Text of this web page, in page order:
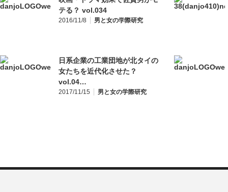
テる？ vol.034
2016/11/8 男と女の学際研究
日系企業の工業団地が北タイの
女たちを近代化させた？
vol.04…
2017/11/15 男と女の学際研究